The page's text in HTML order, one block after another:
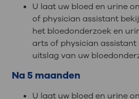
U laat uw bloed en urine
of physician assistant
het bloedonderzoek en
arts of physician assistant
uitslag van uw
Na 5 maanden
U laat uw bloed en urine